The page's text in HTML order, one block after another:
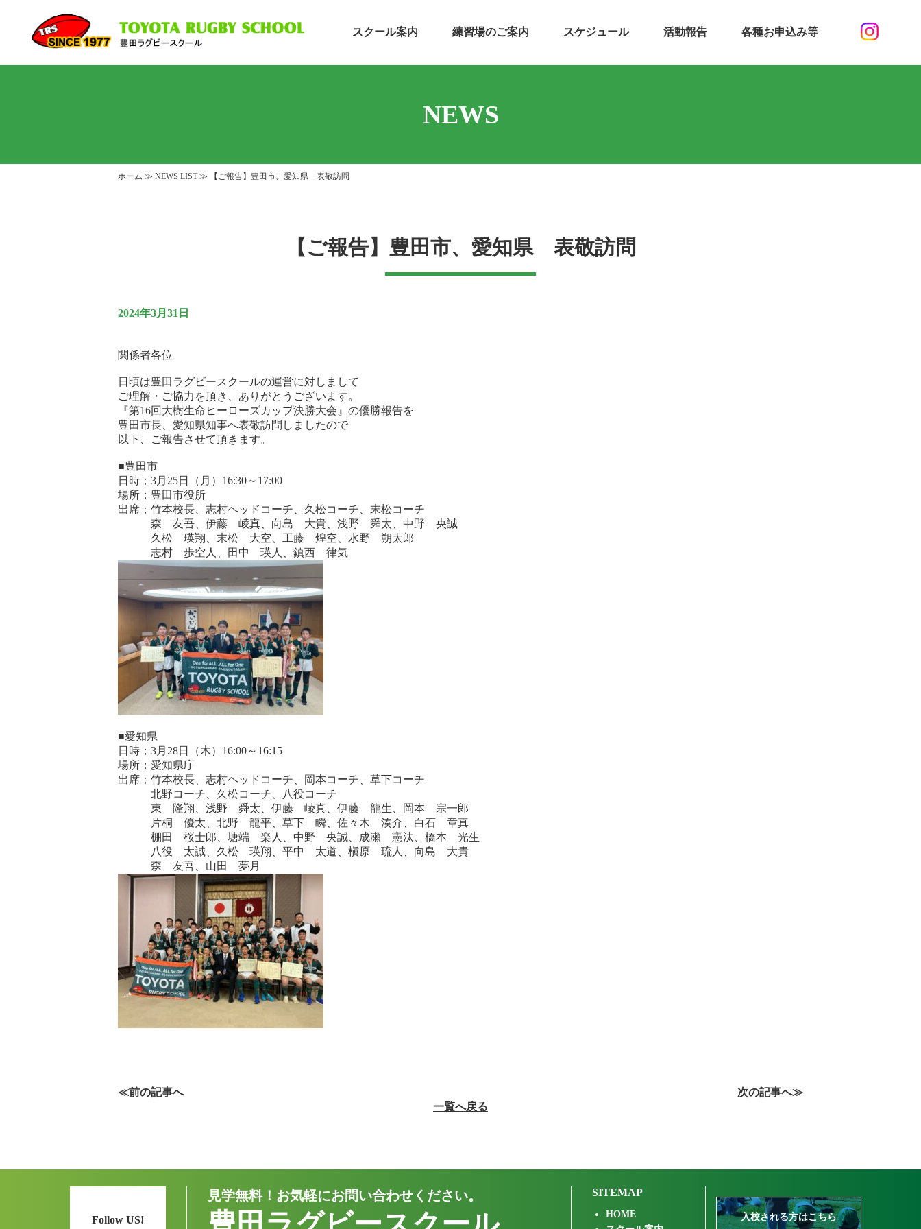
スクール案内 練習場のご案内 スケジュール 活動報告 各種お申込み等
NEWS
ホーム ≫ NEWS LIST≫ 【ご報告】豊田市、愛知県 表敬訪問
【ご報告】豊田市、愛知県 表敬訪問
2024年3月31日
関係者各位
日頃は豊田ラグビースクールの運営に対しまして
ご理解・ご協力を頂き、ありがとうございます。
『第16回大樹生命ヒーローズカップ決勝大会』の優勝報告を
豊田市長、愛知県知事へ表敬訪問しましたので
以下、ご報告させて頂きます。
■豊田市
日時；3月25日（月）16:30～17:00
場所；豊田市役所
出席；竹本校長、志村ヘッドコーチ、久松コーチ、末松コーチ
森 友吾、伊藤 崚真、向島 大貴、浅野 舜太、中野 央誠
久松 瑛翔、末松 大空、工藤 煌空、水野 朔太郎
志村 歩空人、田中 瑛人、鎮西 律気
■愛知県
日時；3月28日（木）16:00～16:15
場所；愛知県庁
出席；竹本校長、志村ヘッドコーチ、岡本コーチ、草下コーチ
北野コーチ、久松コーチ、八役コーチ
東 隆翔、浅野 舜太、伊藤 崚真、伊藤 龍生、岡本 宗一郎
片桐 優太、北野 龍平、草下 瞬、佐々木 湊介、白石 章真
棚田 桜士郎、塘端 楽人、中野 央誠、成瀬 憲汰、橋本 光生
八役 太誠、久松 瑛翔、平中 太道、槇原 琉人、向島 大貴
森 友吾、山田 夢月
≪前の記事へ
次の記事へ≫
一覧へ戻る
Follow US!
見学無料！お気軽にお問い合わせください。 SITEMAP
HOME
入校される方はこちら